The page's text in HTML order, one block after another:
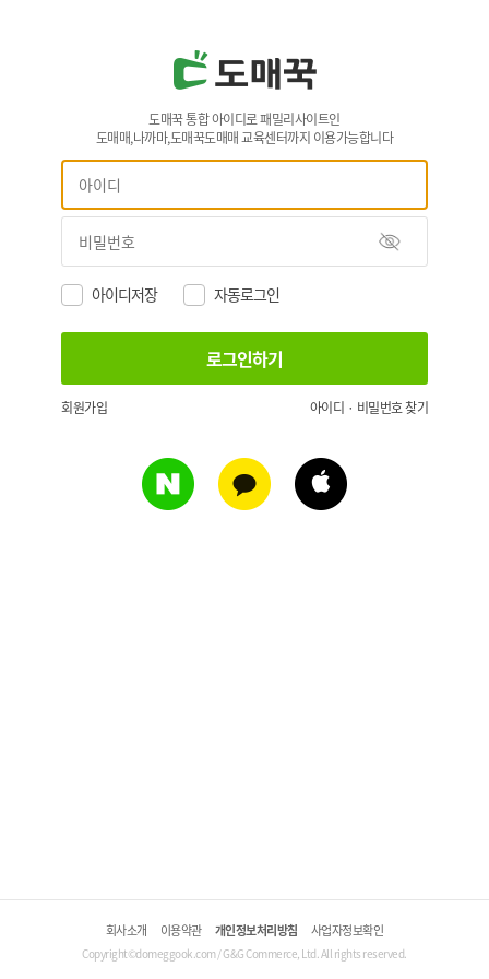
도매꾹 통합 아이디로 패밀리사이트인
도매매,나까마,도매꾹도매매 교육센터까지 이용가능합니다
아이디저장 자동로그인
회원가입 아이디 · 비밀번호 찾기
회사소개 이용약관 개인정보처리방침 사업자정보확인
Copyright©domeggook.com / G&G Commerce, Ltd. All rights reserved.